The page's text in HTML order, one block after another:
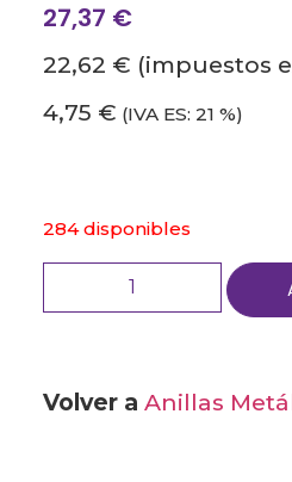
27,37 €
22,62 € (impuestos
4,75 € (IVA ES: 21 %)
284 disponibles
Volver a Anillas